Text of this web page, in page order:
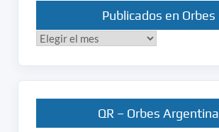
Publicados en Orbes
Publicados
QR – Orbes Argentina